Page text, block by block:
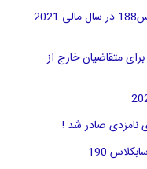
باز شدن اسپانسری ایالت ویکتوریا سابکلاس188 در سال مالی 2021-
متقاضیان خارج از
نامزدی صادر شد !
190